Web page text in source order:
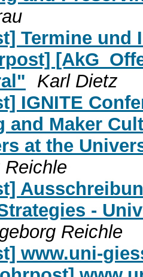
Termine und
Karl Dietz
IGNITE
and Maker
at the
Reichle
-
Reichle
www.uni-